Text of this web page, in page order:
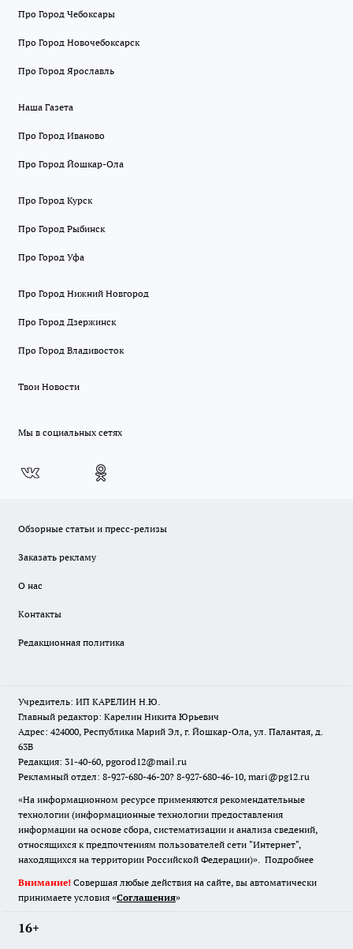
Про Город Чебоксары
Про Город Новочебоксарск
Про Город Ярославль
Наша Газета
Про Город Иваново
Про Город Йошкар-Ола
Про Город Курск
Про Город Рыбинск
Про Город Уфа
Про Город Нижний Новгород
Про Город Дзержинск
Про Город Владивосток
Твои Новости
Мы в социальных сетях
Обзорные статьи и пресс-релизы
Заказать рекламу
О нас
Контакты
Редакционная политика
Учредитель: ИП КАРЕЛИН Н.Ю.
Главный редактор: Карелин Никита Юрьевич
Адрес: 424000, Республика Марий Эл, г. Йошкар-Ола, ул. Палантая, д.
63В
Редакция: 31-40-60, pgorod12@mail.ru
Рекламный отдел: 8-927-680-46-20? 8-927-680-46-10, mari@pg12.ru
«На информационном ресурсе применяются рекомендательные
технологии (информационные технологии предоставления
информации на основе сбора, систематизации и анализа сведений,
относящихся к предпочтениям пользователей сети "Интернет",
находящихся на территории Российской Федерации)». Подробнее
Внимание! Совершая любые действия на сайте, вы автоматически
принимаете условия «Cоглашения»
16+